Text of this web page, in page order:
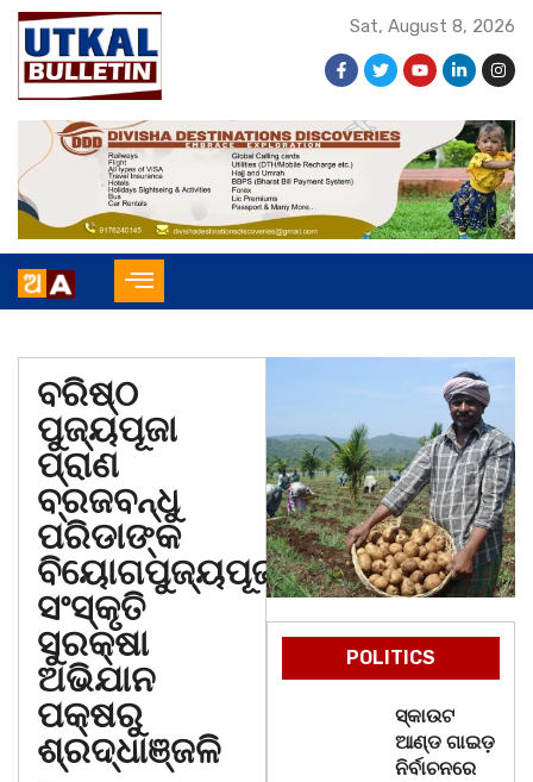
Sat, August 8, 2026
ବରିଷ୍ଠ
ପୁଜ୍ୟପୂଜା
ପ୍ରାଣ
ବ୍ରଜବନ୍ଧୁ
ପରିଡାଙ୍କ
ବିୟୋଗପୁଜ୍ୟପୂଜା
ସଂସ୍କୃତି
ସୁରକ୍ଷା
ଅଭିଯାନ
ପକ୍ଷରୁ
ଶ୍ରଦ୍ଧାଞ୍ଜଳି
POLITICS
ସ୍କାଉଟ
ଆଣ୍ଡ ଗାଇଡ଼
ନିର୍ବାଚନରେ